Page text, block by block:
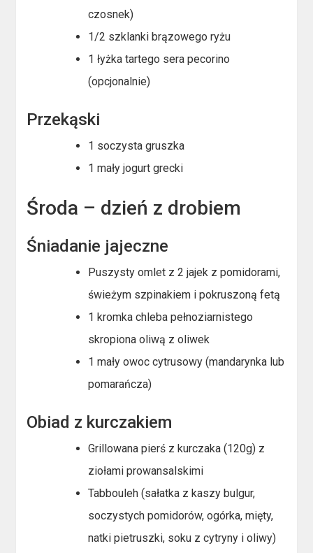
czosnek)
1/2 szklanki brązowego ryżu
1 łyżka tartego sera pecorino
(opcjonalnie)
Przekąski
1 soczysta gruszka
1 mały jogurt grecki
Środa – dzień z drobiem
Śniadanie jajeczne
Puszysty omlet z 2 jajek z pomidorami,
świeżym szpinakiem i pokruszoną fetą
1 kromka chleba pełnoziarnistego
skropiona oliwą z oliwek
1 mały owoc cytrusowy (mandarynka lub
pomarańcza)
Obiad z kurczakiem
Grillowana pierś z kurczaka (120g) z
ziołami prowansalskimi
Tabbouleh (sałatka z kaszy bulgur,
soczystych pomidorów, ogórka, mięty,
natki pietruszki, soku z cytryny i oliwy)